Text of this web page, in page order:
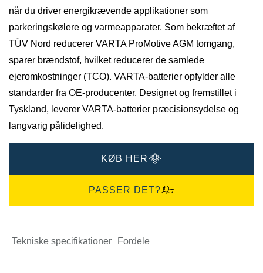
når du driver energikrævende applikationer som
parkeringskølere og varmeapparater. Som bekræftet af
TÜV Nord reducerer VARTA ProMotive AGM tomgang,
sparer brændstof, hvilket reducerer de samlede
ejeromkostninger (TCO). VARTA-batterier opfylder alle
standarder fra OE-producenter. Designet og fremstillet i
Tyskland, leverer VARTA-batterier præcisionsydelse og
langvarig pålidelighed.
KØB HER
PASSER DET?
Tekniske specifikationer Fordele